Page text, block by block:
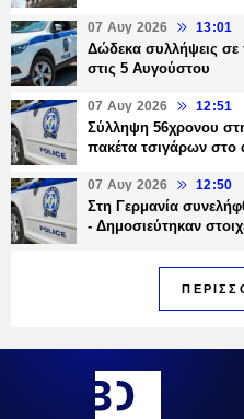
07 Αυγ 2026 13:01
Δώδεκα συλλήψεις
στις 5 Αυγούστου
07 Αυγ 2026 12:51
Σύλληψη 56χρονου
πακέτα τσιγάρων στο
07 Αυγ 2026 12:50
Στη Γερμανία
- Δημοσιεύτηκαν